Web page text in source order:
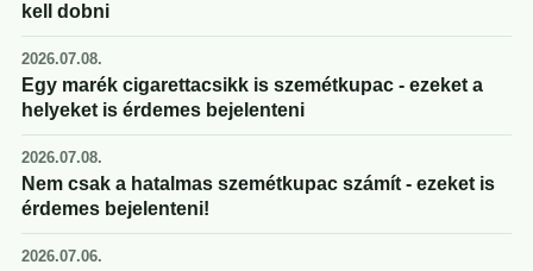
kell dobni
2026.07.08.
Egy marék cigarettacsikk is szemétkupac - ezeket a
helyeket is érdemes bejelenteni
2026.07.08.
Nem csak a hatalmas szemétkupac számít - ezeket is
érdemes bejelenteni!
2026.07.06.